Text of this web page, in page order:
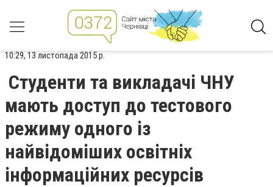
10:29, 13 листопада 2015 р.
Студенти та викладачі ЧНУ
мають доступ до тестового
режиму одного із
найвідоміших освітніх
інформаційних ресурсів